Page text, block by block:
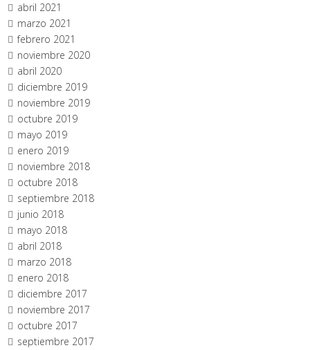
abril 2021
marzo 2021
febrero 2021
noviembre 2020
abril 2020
diciembre 2019
noviembre 2019
octubre 2019
mayo 2019
enero 2019
noviembre 2018
octubre 2018
septiembre 2018
junio 2018
mayo 2018
abril 2018
marzo 2018
enero 2018
diciembre 2017
noviembre 2017
octubre 2017
septiembre 2017